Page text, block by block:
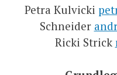
Petra Kulvicki
Schneider
Ricki Strick